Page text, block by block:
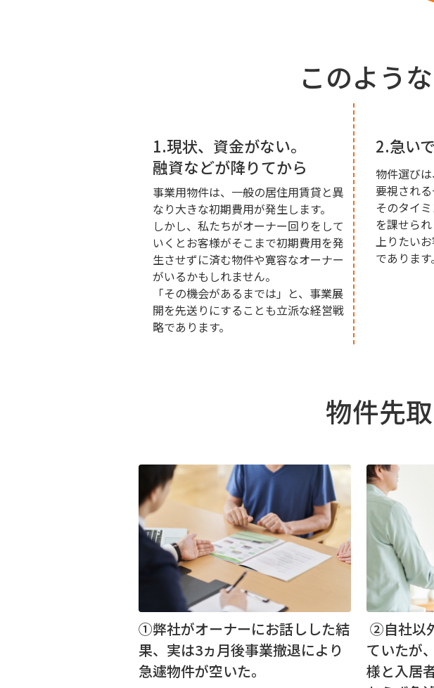
このよう
1.現状、資金がない。
融資などが降りてから
事業用物件は、一般の居住用賃貸と異
なり大きな初期費用が発生します。
しかし、私たちがオーナー回りをして
いくとお客様がそこまで初期費用を発
生させずに済む物件や寛容なオーナー
がいるかもしれません。
「その機会があるまでは」と、事業展
開を先送りにすることも立派な経営戦
略であります。
2.急い
物件選び
要視される
そのタイ
を課せら
上りたい
であります。
物件先
①弊社がオーナーにお話しした結
果、実は3ヵ月後事業撤退により
急遽物件が空いた。
②自社以
ていたが
様と入居